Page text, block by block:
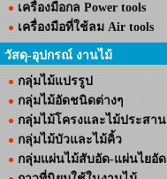
เครื่องมือกล Power tools
เครื่องมือที่ใช้ลม Air tools
วัสดุ-อุปกรณ์ งานไม้
กลุ่มไม้แปรรูป
กลุ่มไม้อัดชนิดต่างๆ
กลุ่มไม้โครงและไม้ประสาน
กลุ่มไม้บัวและไม้คิ้ว
กลุ่มแผ่นไม้สับอัด-แผ่นไยอัด